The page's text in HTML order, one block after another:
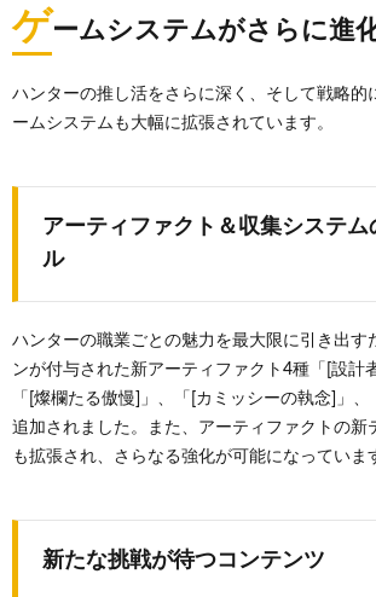
ゲームシステムがさらに進
ハンターの推し活をさらに深く、そして戦略的
ームシステムも大幅に拡張されています。
アーティファクト＆収集システム
ル
ハンターの職業ごとの魅力を最大限に引き出す
ンが付与された新アーティファクト4種「[設計
「[燦欄たる傲慢]」、「[カミッシーの執念]」
追加されました。また、アーティファクトの新
も拡張され、さらなる強化が可能になっていま
新たな挑戦が待つコンテンツ